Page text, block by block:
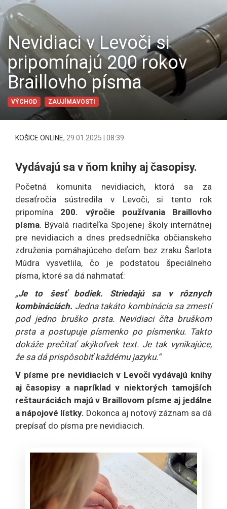
Nevidiaci v Levoči si
pripomínajú 200 rokov
Braillovho písma
VÝCHOD ZAUJÍMAVOSTI
KOŠICE ONLINE, 29.01.2025 | 08:39
Vydávajú sa v ňom knihy aj časopisy.
Početná komunita nevidiacich, ktorá sa za
desaťročia sústredila v Levoči, si tento rok
pripomína 200. výročie používania Braillovho
písma. Bývalá riaditeľka Spojenej školy internátnej
pre nevidiacich a dnes predsedníčka občianskeho
združenia pomáhajúceho deťom bez zraku Šarlota
Múdra vysvetlila, čo je podstatou špeciálneho
písma, ktoré sa dá nahmatať:
„Je to šesť bodiek. Striedajú sa v rôznych
kombináciách. Jedna takáto kombinácia sa zmestí
pod jedno bruško prsta. Nevidiaci číta bruškom
prsta a postupuje písmenko po písmenku. Takto
dokáže prečítať akýkoľvek text. Je tak vynikajúce,
že sa dá prispôsobiť každému jazyku.“
V písme pre nevidiacich v Levoči vydávajú knihy
aj časopisy a napríklad v niektorých tamojších
reštauráciách majú v Braillovom písme aj jedálne
a nápojové lístky. Dokonca aj notový záznam sa dá
prepísať do písma pre nevidiacich.